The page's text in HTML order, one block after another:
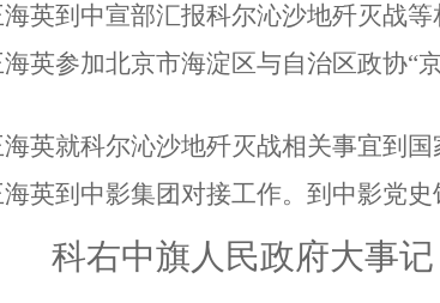
英到中宣部汇报科尔沁沙地歼灭战等
英参加北京市海淀区与自治区政协“
英就科尔沁沙地歼灭战相关事宜到国
英到中影集团对接工作。到中影党
科右中旗人民政府大事记